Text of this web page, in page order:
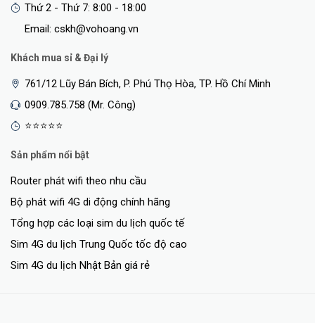
Thứ 2 - Thứ 7: 8:00 - 18:00
Email: cskh@vohoang.vn
Khách mua sỉ & Đại lý
761/12 Lũy Bán Bích, P. Phú Thọ Hòa, TP. Hồ Chí Minh
0909.785.758 (Mr. Công)
⭐⭐⭐⭐⭐
Sản phẩm nổi bật
Router phát wifi theo nhu cầu
Bộ phát wifi 4G di động chính hãng
Tổng hợp các loại sim du lịch quốc tế
Sim 4G du lịch Trung Quốc tốc độ cao
Sim 4G du lịch Nhật Bản giá rẻ